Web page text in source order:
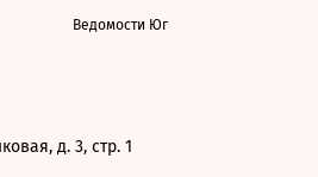
Ведомости Юг
д. 3, стр. 1